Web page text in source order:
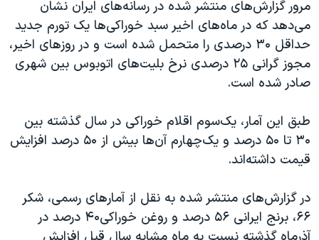
مرور گزارش‌های منتشر شده در رسانه‌های ایران نشان
می‌دهد که در ماه‌های اخیر سبد خوراکی‌ها یک تورم جدید
حداقل ۳۰ درصدی را متحمل شده است و در روزهای اخیر،
مجوز گرانی ۲۵ درصدی نرخ بلیت‌های اتوبوس بین شهری
صادر شده است.
طبق این آمار، یک‌سوم اقلام خوراکی در سال گذشته بین
۳۰ تا ۵۰ درصد و یک‌چهارم آن‌ها بیش از ۵۰ درصد افزایش
قیمت داشته‌اند.
در گزارش‌های منتشر شده به نقل از آمارهای رسمی، شکر
۶۶، برنج ایرانی ۵۶ درصد و روغن خوراکی۴۰ درصد در